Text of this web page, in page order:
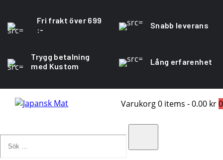
Fri frakt över 699
:-
Snabb leverans
Trygg betalning
med Kustom
Lång erfarenhet
Varukorg0 items -0.00 kr0